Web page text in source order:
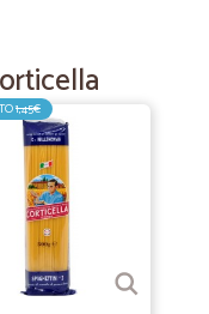
da falle,
curato e
1,45€